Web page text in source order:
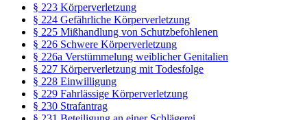
§ 223 Körperverletzung
§ 224 Gefährliche Körperverletzung
§ 225 Mißhandlung von Schutzbefohlenen
§ 226 Schwere Körperverletzung
§ 226a Verstümmelung weiblicher Genitalien
§ 227 Körperverletzung mit Todesfolge
§ 228 Einwilligung
§ 229 Fahrlässige Körperverletzung
§ 230 Strafantrag